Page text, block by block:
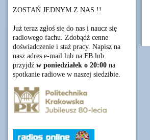
ZOSTAŃ JEDNYM Z NAS !!
Już teraz zgłoś się do nas i naucz się
radiowego fachu. Zdobądź cenne
doświadczenie i staż pracy. Napisz na
nasz adres e-mail lub na FB lub
przyjdź w poniedziałek o 20:00 na
spotkanie radiowe w naszej siedzibie.